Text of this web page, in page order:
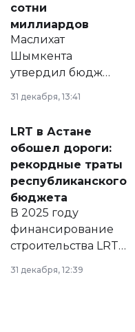
сотни
миллиардов
Маслихат
Шымкента
утвердил бюджет
города на 2026–
2028 годы.
документ
появился в базе
нормативных
правовых актов и
на сайте маслихат
города.
31 декабря, 13:41
LRT в Астане
обошел дороги:
рекордные траты
республиканского
бюджета
В 2025 году
финансирование
строительства LRT
в Астане из
республиканского
31 декабря, 12:39